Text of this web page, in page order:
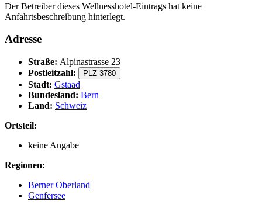
Der Betreiber dieses Wellnesshotel-Eintrags hat keine
Anfahrtsbeschreibung hinterlegt.
Adresse
Straße: Alpinastrasse 23
Postleitzahl:
PLZ 3780
Stadt: Gstaad
Bundesland: Bern
Land: Schweiz
Ortsteil:
keine Angabe
Regionen:
Berner Oberland
Genfersee